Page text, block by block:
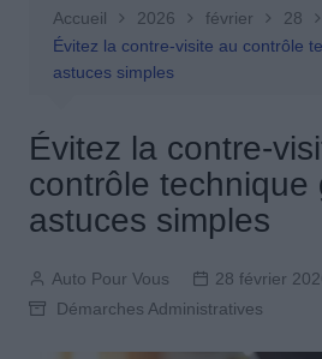
Accueil 2026 février
28
Évitez la contre-visite au contrôle
astuces simples
Évitez la contre-
contrôle technique
astuces simples
Auto Pour Vous 28 février
Démarches Administratives